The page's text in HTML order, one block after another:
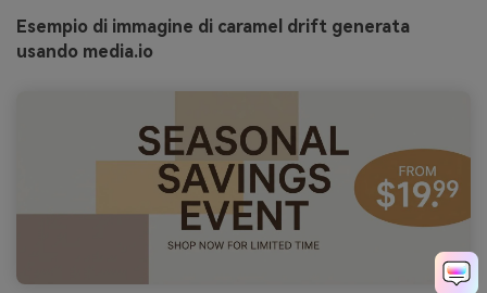
Esempio di immagine di caramel drift generata
usando media.io